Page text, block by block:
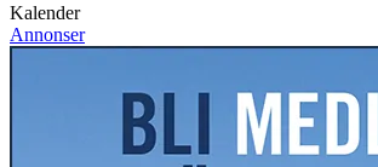
Kalender
Annonser